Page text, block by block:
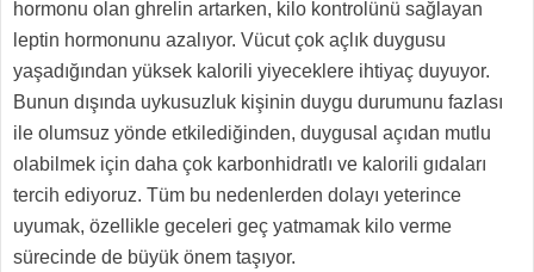
hormonu olan ghrelin artarken, kilo kontrolünü sağlayan
leptin hormonunu azalıyor. Vücut çok açlık duygusu
yaşadığından yüksek kalorili yiyeceklere ihtiyaç duyuyor.
Bunun dışında uykusuzluk kişinin duygu durumunu fazlası
ile olumsuz yönde etkilediğinden, duygusal açıdan mutlu
olabilmek için daha çok karbonhidratlı ve kalorili gıdaları
tercih ediyoruz. Tüm bu nedenlerden dolayı yeterince
uyumak, özellikle geceleri geç yatmamak kilo verme
sürecinde de büyük önem taşıyor.